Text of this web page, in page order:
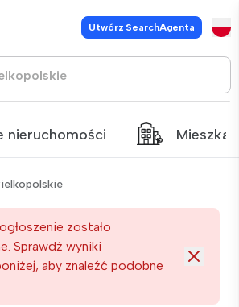
Utwórz SearchAgenta
nieruchomości
zostało
Sprawdź wyniki
aby znaleźć podobne